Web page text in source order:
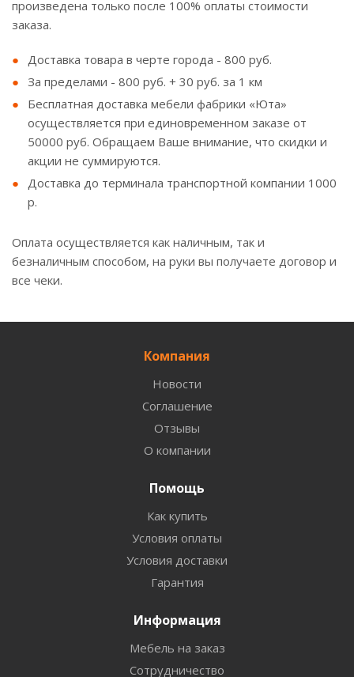
произведена только после 100% оплаты стоимости
заказа.
Доставка товара в черте города - 800 руб.
За пределами - 800 руб. + 30 руб. за 1 км
Бесплатная доставка мебели фабрики «Юта»
осуществляется при единовременном заказе от
50000 руб. Обращаем Ваше внимание, что скидки и
акции не суммируются.
Доставка до терминала транспортной компании 1000
р.
Оплата осуществляется как наличным, так и
безналичным способом, на руки вы получаете договор и
все чеки.
Компания
Новости
Соглашение
Отзывы
О компании
Помощь
Как купить
Условия оплаты
Условия доставки
Гарантия
Информация
Мебель на заказ
Сотрудничество